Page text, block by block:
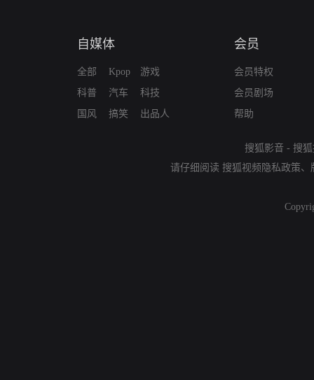
自媒体
全部
科普
国风
Kpop
汽车
搞笑
游戏
科技
出品人
会员
会员特权
会员剧场
帮助
搜狐影音 - 搜
请仔细阅读 搜狐视频隐私政策、